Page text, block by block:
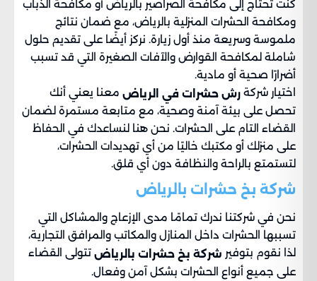
كنت تحتاج إلى مكافحة الصراصير بالرياض أو مكافحة الذباب
ومكافحة الحشرات المنزلية بالرياض، مع ضمان نتائج
ملموسة وسريعة منذ أول زيارة. نركز أيضًا على تقديم حلول
شاملة لمكافحة القوارض والآفات الصغيرة التي قد تسبب
أضرارًا صحية أو مادية.
اختيار شركة رش حشرات في الرياض معنا يعني أنك
تحصل على بيئة آمنة وصحية، مع متابعة مستمرة لضمان
القضاء التام على الحشرات. نحن هنا لنساعدك في الحفاظ
على منزلك أو مكتبك خاليًا من أي تهديدات الحشرات،
لتستمتع بالراحة والنظافة دون أي قلق.
شركة بخ حشرات بالرياض
نحن في شركتنا ندرك تمامًا مدى الإزعاج والمشاكل التي
تسببها الحشرات داخل المنازل والمكاتب والمرافق التجارية،
لذا نقوم بتوفير شركة بخ حشرات بالرياض تتولى القضاء
على جميع أنواع الحشرات بشكل آمن وفعال.